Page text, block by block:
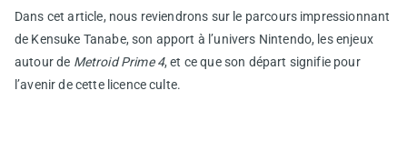
Dans cet article, nous reviendrons sur le parcours impressionnant
de Kensuke Tanabe, son apport à l’univers Nintendo, les enjeux
autour de Metroid Prime 4, et ce que son départ signifie pour
l’avenir de cette licence culte.